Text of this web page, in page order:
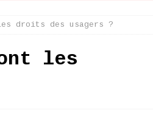
droits des usagers ?
les